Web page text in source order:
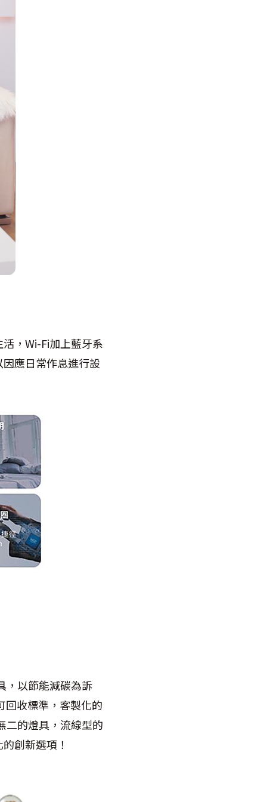
，Wi-Fi加上藍牙系
應日常作息進行設
，以節能減碳為訴
回收標準，客製化的
二的燈具，流線型的
創新選項！